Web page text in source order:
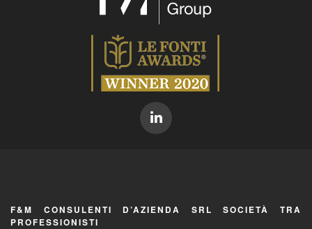
F&M CONSULENTI D’AZIENDA SRL SOCIETÀ TRA
PROFESSIONISTI